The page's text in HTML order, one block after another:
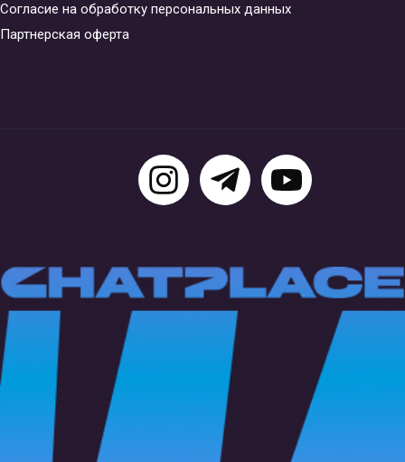
Согласие на обработку персональных данных
Партнерская оферта